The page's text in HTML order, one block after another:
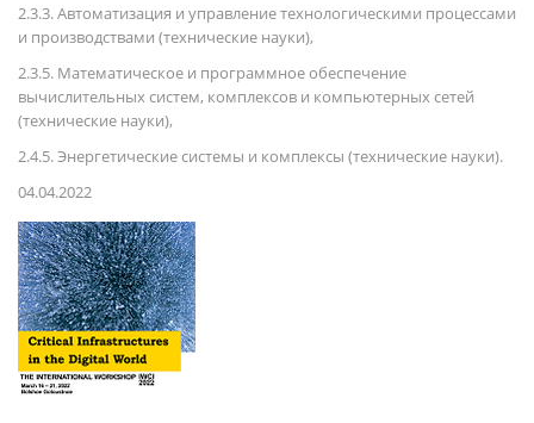
2.3.3. Автоматизация и управление технологическими процессами
и производствами (технические науки),
2.3.5. Математическое и программное обеспечение
вычислительных систем, комплексов и компьютерных сетей
(технические науки),
2.4.5. Энергетические системы и комплексы (технические науки).
04.04.2022